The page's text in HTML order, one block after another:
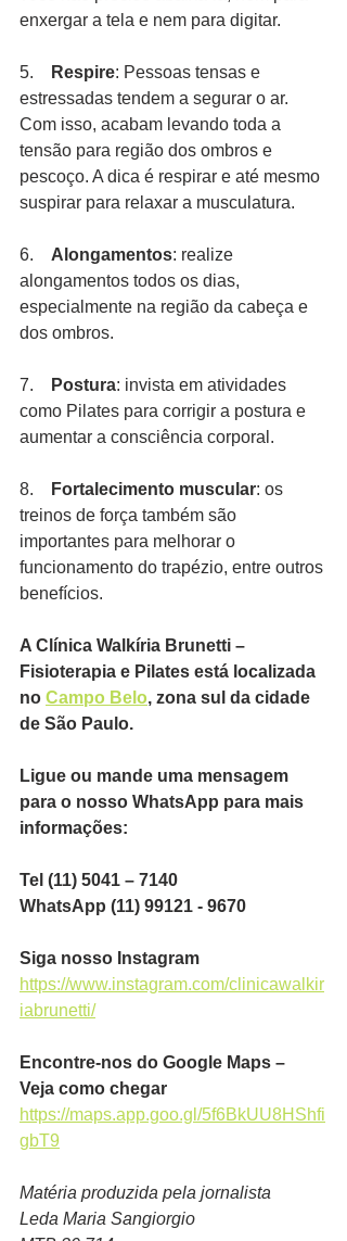
enxergar a tela e nem para digitar.
5. Respire: Pessoas tensas e
estressadas tendem a segurar o ar.
Com isso, acabam levando toda a
tensão para região dos ombros e
pescoço. A dica é respirar e até mesmo
suspirar para relaxar a musculatura.
6. Alongamentos: realize
alongamentos todos os dias,
especialmente na região da cabeça e
dos ombros.
7. Postura: invista em atividades
como Pilates para corrigir a postura e
aumentar a consciência corporal.
8. Fortalecimento muscular: os
treinos de força também são
importantes para melhorar o
funcionamento do trapézio, entre outros
benefícios.
A Clínica Walkíria Brunetti –
Fisioterapia e Pilates está localizada
no Campo Belo, zona sul da cidade
de São Paulo.
Ligue ou mande uma mensagem
para o nosso WhatsApp para mais
informações:
Tel (11) 5041 – 7140
WhatsApp (11) 99121 - 9670
Siga nosso Instagram
https://www.instagram.com/clinicawalkir
iabrunetti/
Encontre-nos do Google Maps –
Veja como chegar
https://maps.app.goo.gl/5f6BkUU8HShfi
gbT9
Matéria produzida pela jornalista
Leda Maria Sangiorgio